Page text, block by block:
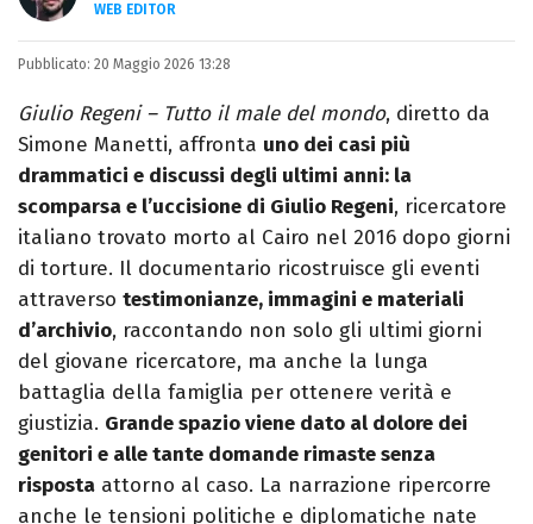
WEB EDITOR
LINKEDIN
Si avvicina all'editoria studiando all'IED
come Fashion Editor. Si specializza poi in
Comunicazione digitale, Giornalismo e
Nuovi media presso La Sapienza,
collaborando con alcune testate ed uffici
Pubblicato: 20 Maggio 2026 13:28
Giulio Regeni – Tutto il male del mondo, diretto da
Simone Manetti, affronta uno dei casi più
drammatici e discussi degli ultimi anni: la
scomparsa e l’uccisione di Giulio Regeni, ricercatore
italiano trovato morto al Cairo nel 2016 dopo giorni
di torture. Il documentario ricostruisce gli eventi
attraverso testimonianze, immagini e materiali
d’archivio, raccontando non solo gli ultimi giorni
del giovane ricercatore, ma anche la lunga
battaglia della famiglia per ottenere verità e
giustizia. Grande spazio viene dato al dolore dei
genitori e alle tante domande rimaste senza
risposta attorno al caso. La narrazione ripercorre
anche le tensioni politiche e diplomatiche nate